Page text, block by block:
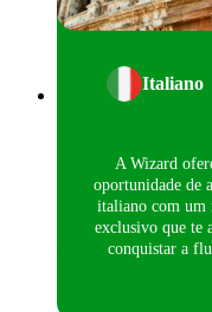
Italiano
A Wizard
oportunidade de
italiano com um
exclusivo que te
conquistar a